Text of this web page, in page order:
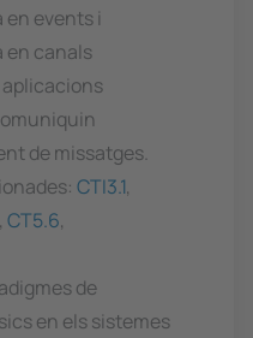
events i
en canals
de missatges.
CTI3.1,
, CT5.6,
de
en els sistemes